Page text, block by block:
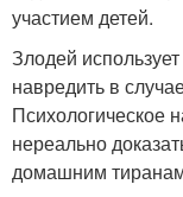
участием детей.
Злодей
навредить в
Психологическое
нереально
домашним